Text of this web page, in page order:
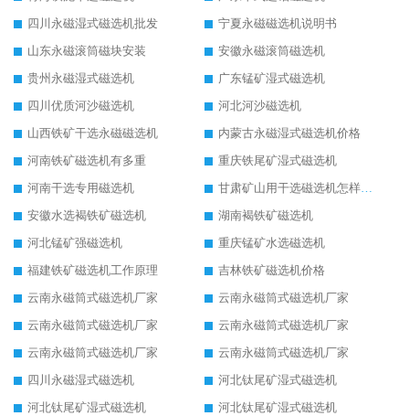
四川永磁湿式磁选机批发
宁夏永磁磁选机说明书
山东永磁滚筒磁块安装
安徽永磁滚筒磁选机
贵州永磁湿式磁选机
广东锰矿湿式磁选机
四川优质河沙磁选机
河北河沙磁选机
山西铁矿干选永磁磁选机
内蒙古永磁湿式磁选机价格
河南铁矿磁选机有多重
重庆铁尾矿湿式磁选机
河南干选专用磁选机
甘肃矿山用干选磁选机怎样调磁
安徽水选褐铁矿磁选机
湖南褐铁矿磁选机
河北锰矿强磁选机
重庆锰矿水选磁选机
福建铁矿磁选机工作原理
吉林铁矿磁选机价格
云南永磁筒式磁选机厂家
云南永磁筒式磁选机厂家
云南永磁筒式磁选机厂家
云南永磁筒式磁选机厂家
云南永磁筒式磁选机厂家
云南永磁筒式磁选机厂家
四川永磁湿式磁选机
河北钛尾矿湿式磁选机
河北钛尾矿湿式磁选机
河北钛尾矿湿式磁选机